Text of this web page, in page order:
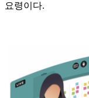
요령이다.